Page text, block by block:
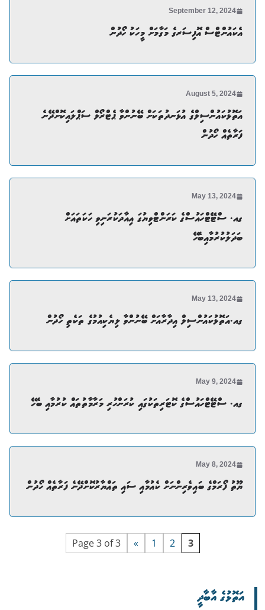
September 12, 2024
އެކައުންޓްސް އޮފިސަރގެ މަގާމަށް މީހަކު ހޯދުން
August 5, 2024
އަތޮޅުކައުންސިލްގެ އުޅަނދުތަކަށް ބޭނުންވާ ޕެޓްރޯލް ސަޕްލައިކޮށްދޭނެ
ފަރާތެއް ހޯދުން
May 13, 2024
ގއ. ސްޓޭޓްހައުސްގެ ކަރަންޓްވިޔުގަ އިއާދަކުރަނިވި ހަކަތައަށް
ބަދަލުކުރުމާއިބެހޭ
May 13, 2024
ގއ.އަތޮޅުކައުންސިލް އިދާރާއަށް ބޭނުންވާ ލިޔެކިއުމުގެ ތަކެތި ހޯދުން
May 9, 2024
ގއ. ސްޓޭޓްހައުސްގެ ކޮޓަރިތަކުގައި ކުރަންހުރި މަރާމާތުތައް ކުރުމާއި ބެހޭ
May 8, 2024
ޔޫތު ފޯރަމްގެ ބައިވެރިންނަށް ކެއުމާއި ސައި ތައްޔާރުކޮށްދޭނެ ފަރާތެއް ހޯދުން
Page 3 of 3 « 1 2 3
އަތޮޅުގެ އާބާދީ